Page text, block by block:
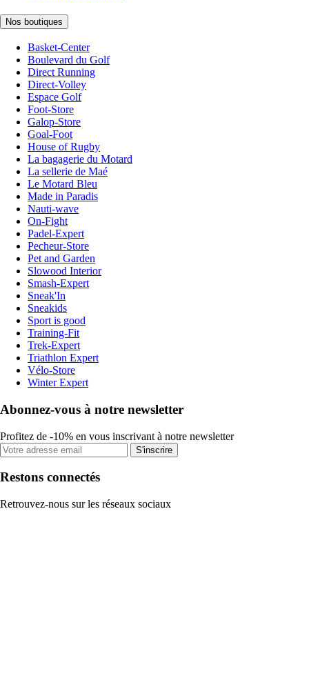
Nos boutiques
Basket-Center
Boulevard du Golf
Direct Running
Direct-Volley
Espace Golf
Foot-Store
Galop-Store
Goal-Foot
House of Rugby
La bagagerie du Motard
La sellerie de Maé
Le Motard Bleu
Made in Paradis
Nauti-wave
On-Fight
Padel-Expert
Pecheur-Store
Pet and Garden
Slowood Interior
Smash-Expert
Sneak'In
Sneakids
Sport is good
Training-Fit
Trek-Expert
Triathlon Expert
Vélo-Store
Winter Expert
Abonnez-vous à notre newsletter
Profitez de -10% en vous inscrivant à notre newsletter
S'inscrire
Restons connectés
Retrouvez-nous sur les réseaux sociaux